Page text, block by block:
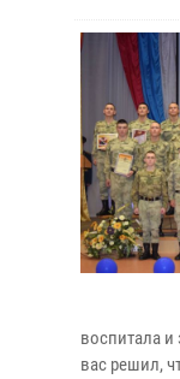
воспитала и
вас решил,